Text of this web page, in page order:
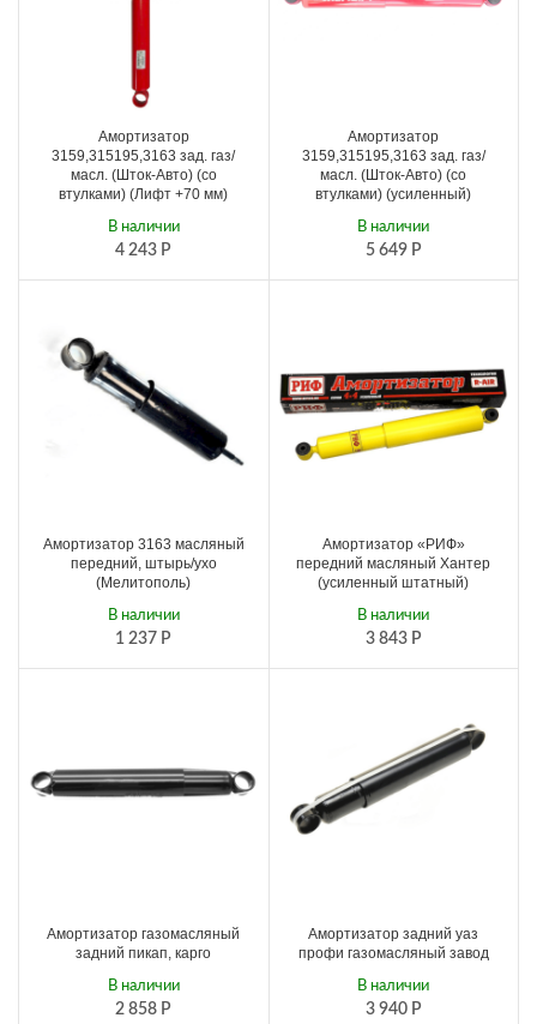
Амортизатор
3159,315195,3163 зад. газ/
масл. (Шток-Авто) (со
втулками) (Лифт +70 мм)
4 243 Р
В наличии
Амортизатор
3159,315195,3163 зад. газ/
масл. (Шток-Авто) (со
втулками) (усиленный)
5 649 Р
В наличии
Амортизатор 3163 масляный
передний, штырь/ухо
(Мелитополь)
1 237 Р
В наличии
Амортизатор «РИФ»
передний масляный Хантер
(усиленный штатный)
3 843 Р
В наличии
Амортизатор газомасляный
задний пикап, карго
2 858 Р
В наличии
Амортизатор задний уаз
профи газомасляный завод
3 940 Р
В наличии